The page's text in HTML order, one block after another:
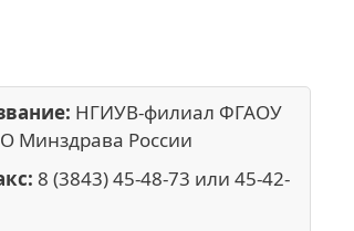
НГИУВ-филиал ФГАОУ
России
8 (3843) 45-48-73 или 45-42-